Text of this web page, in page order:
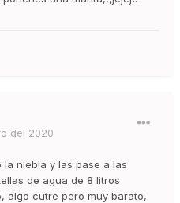
del 2020
la niebla y las pase a las
de agua de 8 litros
algo cutre pero muy barato,